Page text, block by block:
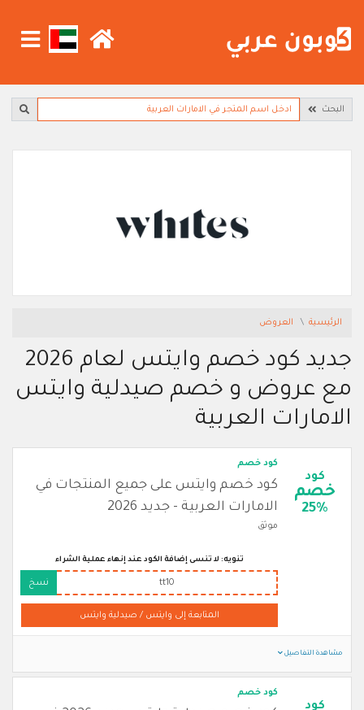
البحث
الرئيسية العروض
جديد كود خصم وايتس لعام 2026
مع عروض و خصم صيدلية وايتس
الامارات العربية
كود
خصم
25%
كود خصم
كود خصم وايتس على جميع المنتجات في
الامارات العربية - جديد 2026
موثق
تنويه: لا تنسى إضافة الكود عند إنهاء عملية الشراء
tt10 نسخ
المتابعة إلى وايتس / صيدلية وايتس
مشاهدة التفاصيل
كود
كود خصم